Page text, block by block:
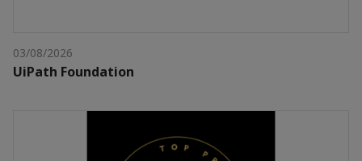
03/08/2026
UiPath Foundation